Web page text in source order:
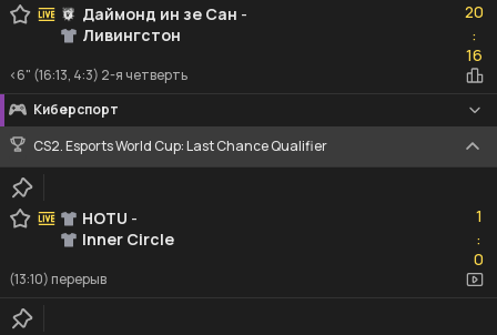
Даймонд ин зе Сан -
Ливингстон
20
:16
16
<6" (16:13, 4:3) 2-я четверть
Киберспорт
CS2. Esports World Cup: Last Chance Qualifier
HOTU -
Inner Circle
1
:0
0
(13:10) перерыв